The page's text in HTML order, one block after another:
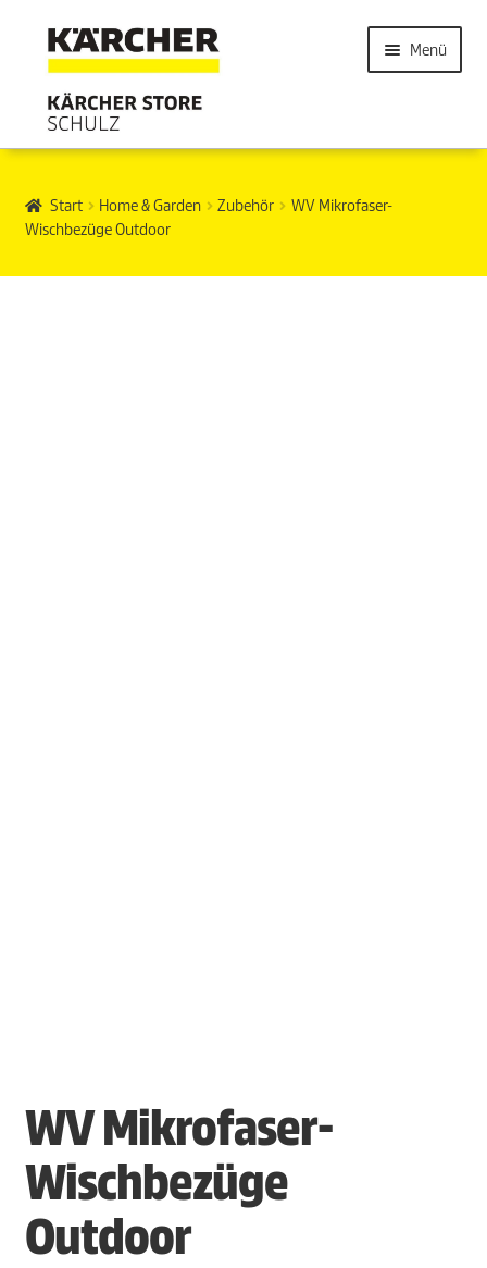
Menü
Start Home & Garden Zubehör
WV Mikrofaser-
Wischbezüge Outdoor
WV Mikrofaser-
Wischbezüge
Outdoor